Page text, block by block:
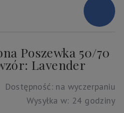
Poszewka 50/70
Lavender
Dostępność: na wyczerpaniu
Wysyłka w: 24 godziny